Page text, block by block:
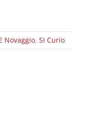
Novaggio, SI Curio